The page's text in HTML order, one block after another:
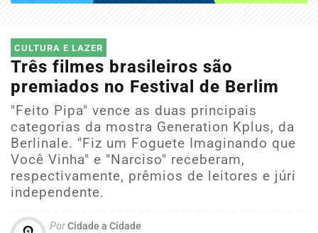
CULTURA E LAZER
Três filmes brasileiros são
premiados no Festival de Berlim
"Feito Pipa" vence as duas principais
categorias da mostra Generation Kplus, da
Berlinale. "Fiz um Foguete Imaginando que
Você Vinha" e "Narciso" receberam,
respectivamente, prêmios de leitores e júri
independente.
PorCidade a Cidade